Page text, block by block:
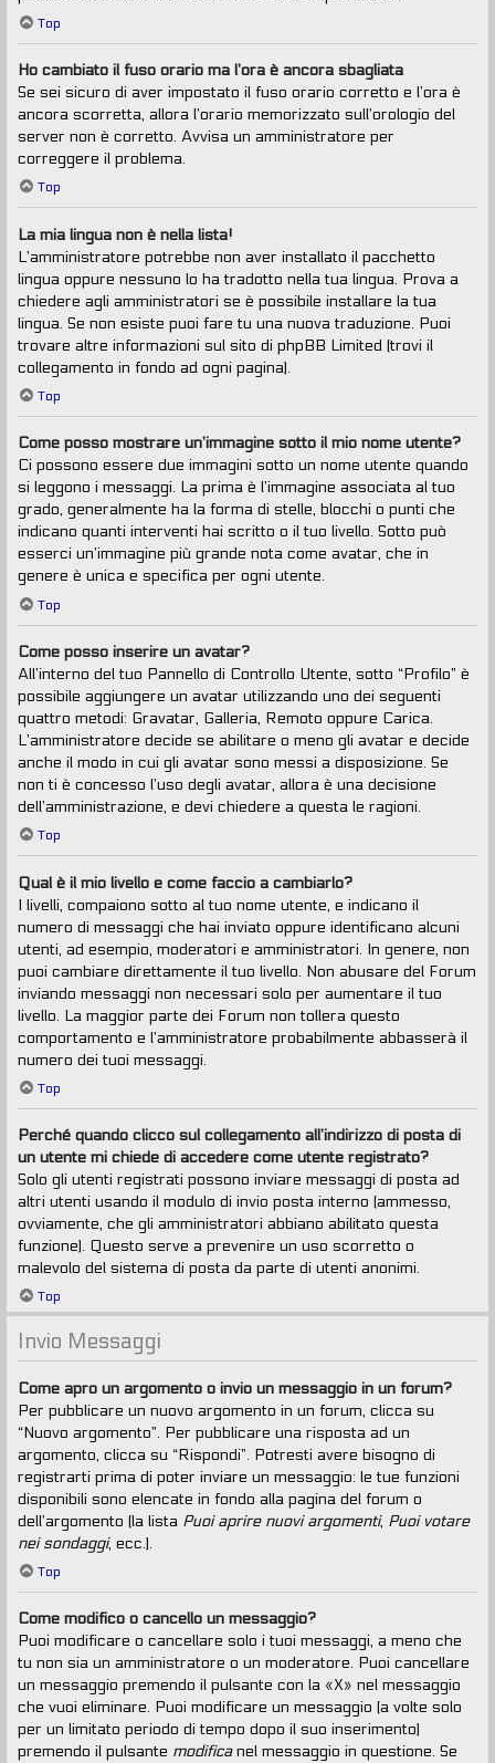
Top
Ho cambiato il fuso orario ma l’ora è ancora sbagliata
Se sei sicuro di aver impostato il fuso orario corretto e l’ora è
ancora scorretta, allora l’orario memorizzato sull’orologio del
server non è corretto. Avvisa un amministratore per
correggere il problema.
Top
La mia lingua non è nella lista!
L’amministratore potrebbe non aver installato il pacchetto
lingua oppure nessuno lo ha tradotto nella tua lingua. Prova a
chiedere agli amministratori se è possibile installare la tua
lingua. Se non esiste puoi fare tu una nuova traduzione. Puoi
trovare altre informazioni sul sito di phpBB Limited (trovi il
collegamento in fondo ad ogni pagina).
Top
Come posso mostrare un’immagine sotto il mio nome utente?
Ci possono essere due immagini sotto un nome utente quando
si leggono i messaggi. La prima è l’immagine associata al tuo
grado, generalmente ha la forma di stelle, blocchi o punti che
indicano quanti interventi hai scritto o il tuo livello. Sotto può
esserci un’immagine più grande nota come avatar, che in
genere è unica e specifica per ogni utente.
Top
Come posso inserire un avatar?
All’interno del tuo Pannello di Controllo Utente, sotto “Profilo” è
possibile aggiungere un avatar utilizzando uno dei seguenti
quattro metodi: Gravatar, Galleria, Remoto oppure Carica.
L’amministratore decide se abilitare o meno gli avatar e decide
anche il modo in cui gli avatar sono messi a disposizione. Se
non ti è concesso l’uso degli avatar, allora è una decisione
dell’amministrazione, e devi chiedere a questa le ragioni.
Top
Qual è il mio livello e come faccio a cambiarlo?
I livelli, compaiono sotto al tuo nome utente, e indicano il
numero di messaggi che hai inviato oppure identificano alcuni
utenti, ad esempio, moderatori e amministratori. In genere, non
puoi cambiare direttamente il tuo livello. Non abusare del Forum
inviando messaggi non necessari solo per aumentare il tuo
livello. La maggior parte dei Forum non tollera questo
comportamento e l’amministratore probabilmente abbasserà il
numero dei tuoi messaggi.
Top
Perché quando clicco sul collegamento all’indirizzo di posta di
un utente mi chiede di accedere come utente registrato?
Solo gli utenti registrati possono inviare messaggi di posta ad
altri utenti usando il modulo di invio posta interno (ammesso,
ovviamente, che gli amministratori abbiano abilitato questa
funzione). Questo serve a prevenire un uso scorretto o
malevolo del sistema di posta da parte di utenti anonimi.
Top
Invio Messaggi
Come apro un argomento o invio un messaggio in un forum?
Per pubblicare un nuovo argomento in un forum, clicca su
“Nuovo argomento”. Per pubblicare una risposta ad un
argomento, clicca su “Rispondi”. Potresti avere bisogno di
registrarti prima di poter inviare un messaggio: le tue funzioni
disponibili sono elencate in fondo alla pagina del forum o
dell’argomento (la lista Puoi aprire nuovi argomenti, Puoi votare
nei sondaggi, ecc.).
Top
Come modifico o cancello un messaggio?
Puoi modificare o cancellare solo i tuoi messaggi, a meno che
tu non sia un amministratore o un moderatore. Puoi cancellare
un messaggio premendo il pulsante con la «X» nel messaggio
che vuoi eliminare. Puoi modificare un messaggio (a volte solo
per un limitato periodo di tempo dopo il suo inserimento)
premendo il pulsante modificanel messaggio in questione. Se